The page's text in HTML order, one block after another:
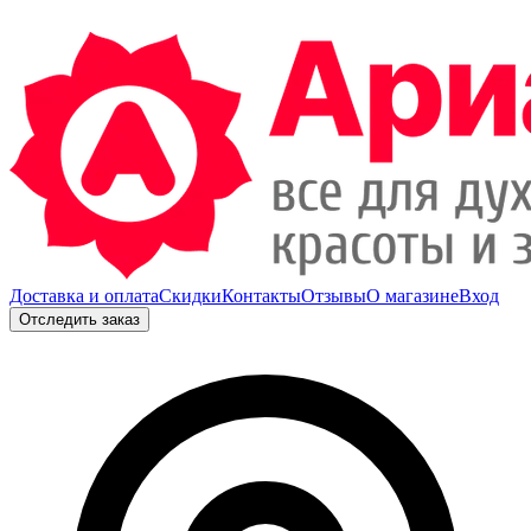
Доставка и оплатаСкидкиКонтактыОтзывыО магазинеВход
Отследить заказ